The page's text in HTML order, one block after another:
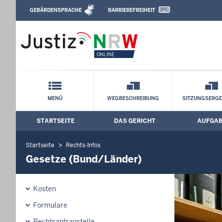
Arbeitsgericht Krefeld: Gesetze
Direkt zum Inhalt
Leichte Sprache, Gebärdensprachenvideo
GEBÄRDENSPRACHE BARRIEREFREIHEIT
Schnellnavigation mit Volltext-Suche
MENÜ WEGBESCHREIBUNG
Hauptmenü: Hauptnavigation
STARTSEITE DAS GERICHT
Startseite Rechts-Infos
Gesetze (Bund/Länder)
Kosten
Formulare